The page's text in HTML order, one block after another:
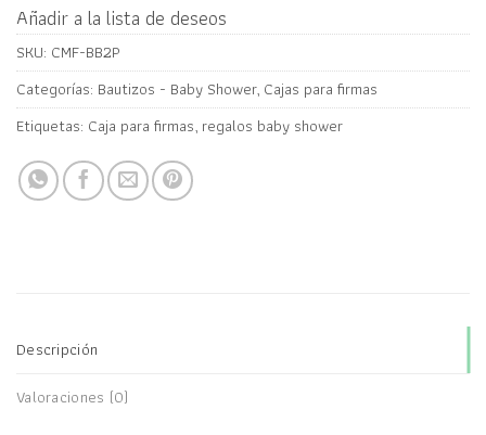
Añadir a la lista de deseos
SKU: CMF-BB2P
Categorías: Bautizos - Baby Shower, Cajas para firmas
Etiquetas: Caja para firmas, regalos baby shower
Descripción
Valoraciones (0)